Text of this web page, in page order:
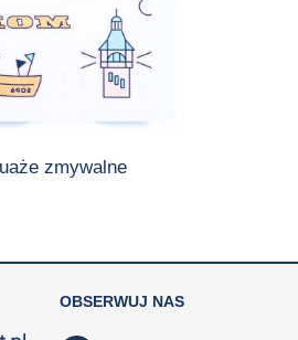
zmywalne
OBSERWUJ NAS